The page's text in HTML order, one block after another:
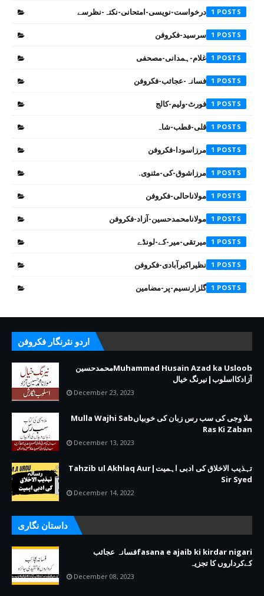
درخواست-نویسی-امتحانی-نکتہ-نظرسے 1
سرسید-فکروفن 1
غلام-ہمدانی-مصحفی 1
فسانہ-عجائب-فکروفن 1
فورٹ-ولیم-کالج 1
قلی-قطب-شاہ 1
مرزاسودا-فکروفن 1
مرزاشوق-کی-مثنوی. 1
مولاناحالی-فکروفن 1
مولانامحمدحسین-آزاد-فکروفن 1
میرتقی-میر-کے-لونڈے 1
نظیراکبرآبادی-فکروفن 1
گلزارنسیم-پر-مضامین 1
اردو نثرنگار فکروفن
Muhammad Husain Azad ka Usloobمحمدحسین
آزادکااسلوب|نیرنگ خیال
December 23, 2023
ملا وجی کی سب رس زبان کی خوبیاںMulla Wajhi Sab
Ras Ki Zaban
December 13, 2023
تہذیب الاخلاق کی ادبی اہمیت|Tahzib ul Akhlaq Aur
Sir Syed
December 14, 2022
داستان نگاری
fasana e ajaib ki kirdar nigariفسانہ عجائب
کےکرداروں کا تجزیہ
December 08, 2023